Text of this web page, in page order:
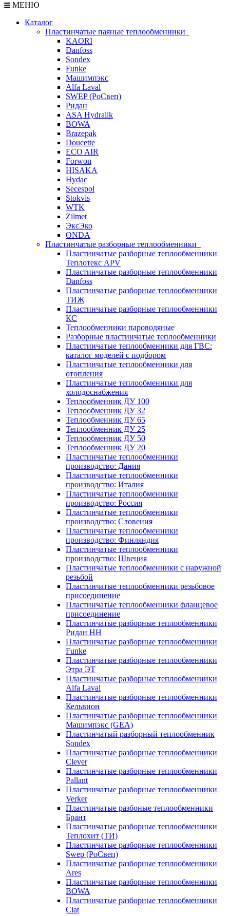
МЕНЮ
Каталог
Пластинчатые паяные теплообменники
KAORI
Danfoss
Sondex
Funke
Машимпэкс
Alfa Laval
SWEP (РоСвеп)
Ридан
ASA Hydralik
BOWA
Brazepak
Doucette
ECO AIR
Forwon
HISAKA
Hydac
Secespol
Stokvis
WTK
Zilmet
ЭксЭко
ONDA
Пластинчатые разборные теплообменники
Пластинчатые разборные теплообменники
Теплотекс APV
Пластинчатые разборные теплообменники
Danfoss
Пластинчатые разборные теплообменники
ТИЖ
Пластинчатые разборные теплообменники
КC
Теплообменники пароводяные
Разборные пластинчатые теплообменники
Пластинчатые теплообменники для ГВС:
каталог моделей с подбором
Пластинчатые теплообменники для
отопления
Пластинчатые теплообменники для
холодоснабжения
Теплообменник ДУ 100
Теплообменник ДУ 32
Теплообменник ДУ 65
Теплообменник ДУ 25
Теплообменник ДУ 50
Теплообменник ДУ 20
Пластинчатые теплообменники
производство: Дания
Пластинчатые теплообменники
производство: Италия
Пластинчатые теплообменники
производство: Россия
Пластинчатые теплообменники
производство: Словения
Пластинчатые теплообменники
производство: Финляндия
Пластинчатые теплообменники
производство: Швеция
Пластинчатые теплообменники с наружной
резьбой
Пластинчатые теплообменники резьбовое
присоединение
Пластинчатые теплообменники фланцевое
присоединение
Пластинчатые разборные теплообменники
Ридан НН
Пластинчатые разборные теплообменники
Funke
Пластинчатые разборные теплообменники
Этра ЭТ
Пластинчатые разборные теплообменники
Alfa Laval
Пластинчатые разборные теплообменники
Кельвион
Пластинчатые разборные теплообменники
Машимпэкс (GEA)
Пластинчатый разборный теплообменник
Sondex
Пластинчатые разборные теплообменники
Clever
Пластинчатые разборные теплообменники
Pallant
Пластинчатые разборные теплообменники
Verker
Пластинчатые разбоные теплообменники
Брант
Пластинчатые разборные теплообменники
Теплохит (ТИ)
Пластинчатые разборные теплообменники
Swep (РоСвеп)
Пластинчатые разборные теплообменники
Ares
Пластинчатые разборные теплообменники
BOWA
Пластинчатые разборные теплообменники
Ciat